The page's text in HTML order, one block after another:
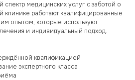
медицинских услуг с заботой о
клинике работают квалифицированные
опытом, которые используют
и индивидуальный подход.
квалификацией
экспертного класса